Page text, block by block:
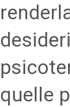
quelle